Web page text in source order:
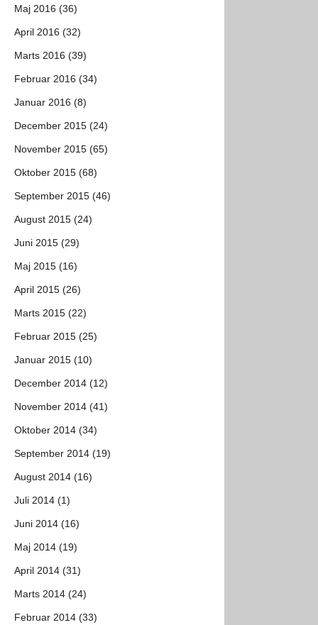
Maj 2016 (36)
April 2016 (32)
Marts 2016 (39)
Februar 2016 (34)
Januar 2016 (8)
December 2015 (24)
November 2015 (65)
Oktober 2015 (68)
September 2015 (46)
August 2015 (24)
Juni 2015 (29)
Maj 2015 (16)
April 2015 (26)
Marts 2015 (22)
Februar 2015 (25)
Januar 2015 (10)
December 2014 (12)
November 2014 (41)
Oktober 2014 (34)
September 2014 (19)
August 2014 (16)
Juli 2014 (1)
Juni 2014 (16)
Maj 2014 (19)
April 2014 (31)
Marts 2014 (24)
Februar 2014 (33)